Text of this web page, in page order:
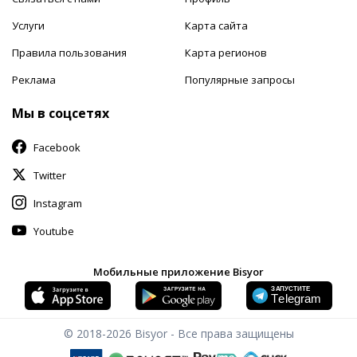
Услуги
Правила пользования
Реклама
Карта сайта
Карта регионов
Популярные запросы
Мы в соцсетях
Facebook
Twitter
Instagram
Youtube
Мобильные приложение Bisyor
© 2018-2026 Bisyor - Все права защищены